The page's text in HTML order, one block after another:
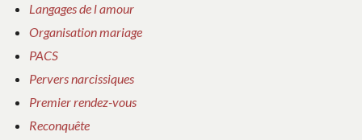
Langages de l amour
Organisation mariage
PACS
Pervers narcissiques
Premier rendez-vous
Reconquête